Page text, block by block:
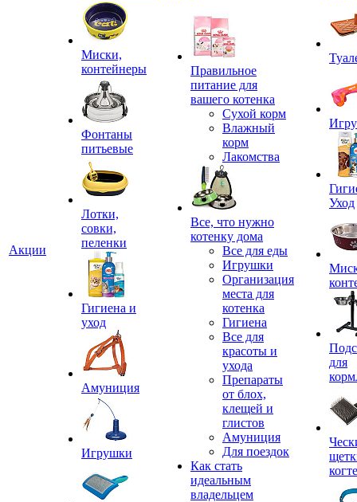
Акции
Миски,
контейнеры
Фонтаны
питьевые
Лотки,
совки,
пеленки
Гигиена и
уход
Амуниция
Игрушки
Правильное
питание для
вашего котенка
Сухой корм
Влажный
корм
Лакомства
Все, что нужно
котенку дома
Все для еды
Игрушки
Организация
места для
котенка
Гигиена
Все для
красоты и
ухода
Препараты
от блох,
клещей и
глистов
Амуниция
Для поездок
Как стать
идеальным
владельцем
Уход
для